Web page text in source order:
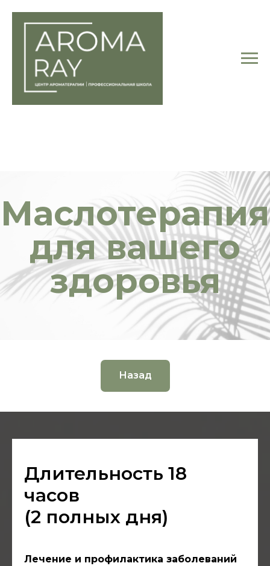
здоровья
Назад
Длительность 18
часов
(2 полных дня)
Лечение и профилактика заболеваний